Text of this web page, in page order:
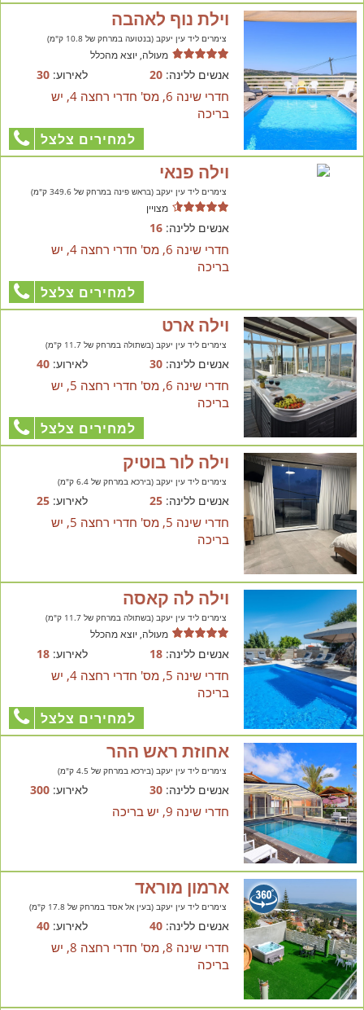
וילת נוף לאהבה
צימרים ליד עין יעקב (בנטועה במרחק של 10.8 ק"מ)
מעולה, יוצא מהכלל
אנשים ללינה:20 לאירוע:30
חדרי שינה 6, מס' חדרי רחצה 4, יש
בריכה
למחירים צלצל
וילה פנאי
צימרים ליד עין יעקב (בראש פינה במרחק של 349.6 ק"מ)
מצויין
אנשים ללינה:16
חדרי שינה 6, מס' חדרי רחצה 4, יש
בריכה
למחירים צלצל
וילה ארט
צימרים ליד עין יעקב (בשתולה במרחק של 11.7 ק"מ)
אנשים ללינה:30 לאירוע:40
חדרי שינה 6, מס' חדרי רחצה 5, יש
בריכה
למחירים צלצל
וילה לור בוטיק
צימרים ליד עין יעקב (בירכא במרחק של 6.4 ק"מ)
אנשים ללינה:25 לאירוע:25
חדרי שינה 5, מס' חדרי רחצה 5, יש
בריכה
וילה לה קאסה
צימרים ליד עין יעקב (בשתולה במרחק של 11.7 ק"מ)
מעולה, יוצא מהכלל
אנשים ללינה:18 לאירוע:18
חדרי שינה 5, מס' חדרי רחצה 4, יש
בריכה
למחירים צלצל
אחוזת ראש ההר
צימרים ליד עין יעקב (בירכא במרחק של 4.5 ק"מ)
אנשים ללינה:30 לאירוע:300
חדרי שינה 9, יש בריכה
ארמון מוראד
צימרים ליד עין יעקב (בעין אל אסד במרחק של 17.8 ק"מ)
אנשים ללינה:40 לאירוע:40
חדרי שינה 8, מס' חדרי רחצה 8, יש
בריכה